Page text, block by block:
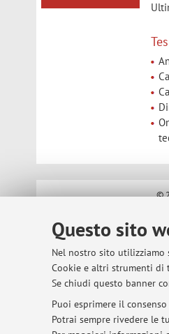
Questo sito
Nel nostro sito utilizziamo
Cookie e altri strumenti di
Se chiudi questo banner
Puoi esprimere il
Potrai sempre rivedere le
©